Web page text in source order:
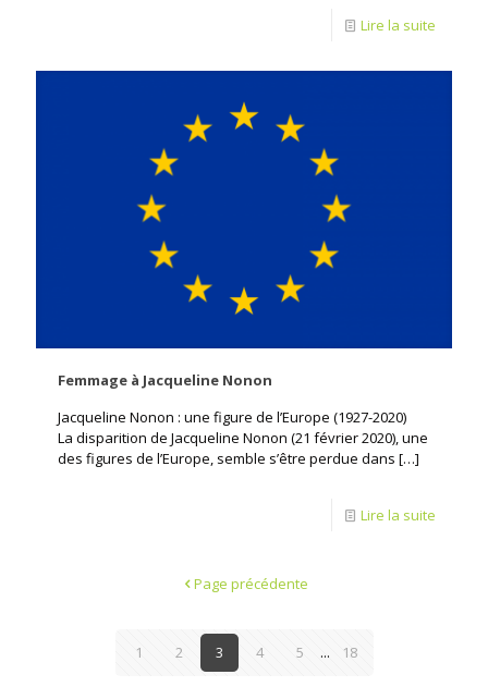
Lire la suite
Femmage à Jacqueline Nonon
Jacqueline Nonon : une figure de l’Europe (1927-2020)
La disparition de Jacqueline Nonon (21 février 2020), une
des figures de l’Europe, semble s’être perdue dans […]
Lire la suite
Page précédente
1 2 3 4 5 ... 18